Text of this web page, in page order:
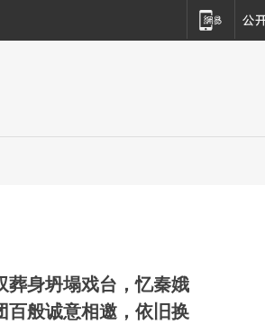
葬身坍塌戏台，忆秦娥
百般诚意相邀，依旧换